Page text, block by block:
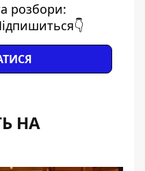
розбори:
НА